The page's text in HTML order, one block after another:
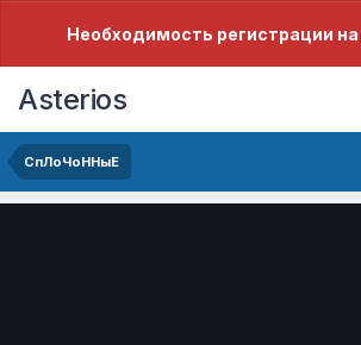
Необходимость регистрации
Asterios
СпЛоЧоННыЕ